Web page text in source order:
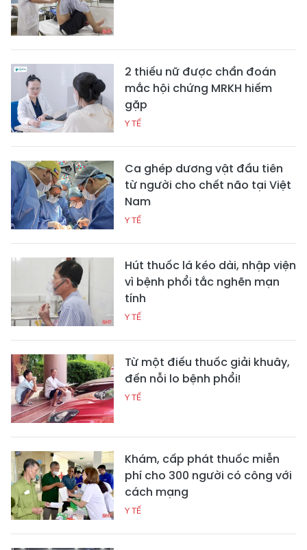
2 thiếu nữ được chẩn đoán
mắc hội chứng MRKH hiếm
gặp
Y TẾ
Ca ghép dương vật đầu tiên
từ người cho chết não tại Việt
Nam
Y TẾ
Hút thuốc lá kéo dài, nhập viện
vì bệnh phổi tắc nghẽn mạn
tính
Y TẾ
Từ một điếu thuốc giải khuây,
đến nỗi lo bệnh phổi!
Y TẾ
Khám, cấp phát thuốc miễn
phí cho 300 người có công với
cách mạng
Y TẾ